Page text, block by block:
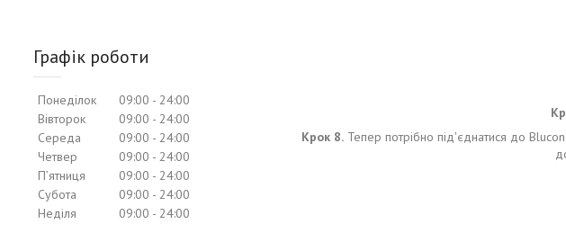
Крок 8. Тепер потрібно під'єднатися до
Графік роботи
Понеділок 09:00
24:00
Вівторок
09:00
24:00
Середа
09:00
24:00
Четвер
09:00
24:00
Пʼятниця
09:00
24:00
Субота
09:00
24:00
Неділя
09:00 24:00